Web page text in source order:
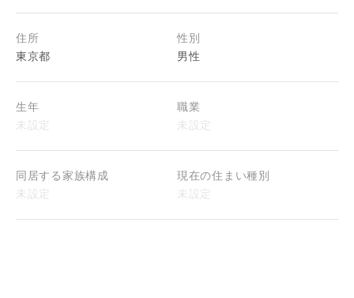
住所
東京都
性別
男性
生年 職業
同居する家族構成 現在の住まい種別